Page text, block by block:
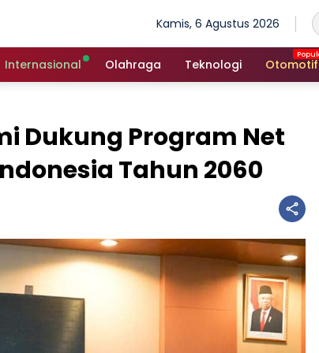
Kamis, 6 Agustus 2026
Internasional Olahraga Teknologi Otomotif
Dukung Program Net
Tahun 2060